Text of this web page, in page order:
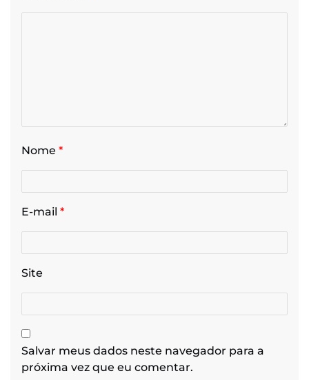
Nome *
E-mail *
Site
Salvar meus dados neste navegador para a
próxima vez que eu comentar.